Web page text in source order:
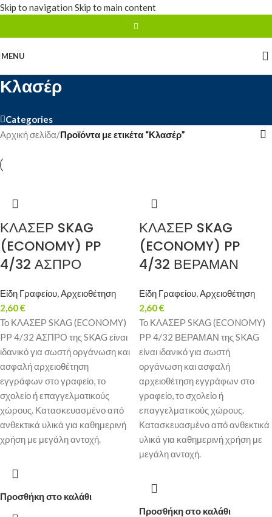
Skip to navigation Skip to main content
MENU
Κλασέρ
Categories
Αρχική σελίδα/Προϊόντα με ετικέτα “Κλασέρ”
ΚΛΑΣΕΡ SKAG
(ECONOMY) PP
4/32 ΑΣΠΡΟ
Είδη Γραφείου,Αρχειοθέτηση
2,60€
Το ΚΛΑΣΕΡ SKAG (ECONOMY)
PP 4/32 ΑΣΠΡΟ της SKAG είναι
ιδανικό για σωστή οργάνωση και
ασφαλή αρχειοθέτηση
εγγράφων στο γραφείο, το
σχολείο ή επαγγελματικούς
χώρους. Κατασκευασμένο από
ανθεκτικά υλικά για καθημερινή
χρήση με μεγάλη αντοχή.
Προσθήκη στο καλάθι
ΚΛΑΣΕΡ SKAG
(ECONOMY) PP
4/32 ΒΕΡΑΜΑΝ
Είδη Γραφείου,Αρχειοθέτηση
2,60€
Το ΚΛΑΣΕΡ SKAG (ECONOMY)
PP 4/32 ΒΕΡΑΜΑΝ της SKAG
είναι ιδανικό για σωστή
οργάνωση και ασφαλή
αρχειοθέτηση εγγράφων στο
γραφείο, το σχολείο ή
επαγγελματικούς χώρους.
Κατασκευασμένο από ανθεκτικά
υλικά για καθημερινή χρήση με
μεγάλη αντοχή.
Προσθήκη στο καλάθι